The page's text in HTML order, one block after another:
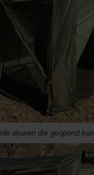
deuren die geopend